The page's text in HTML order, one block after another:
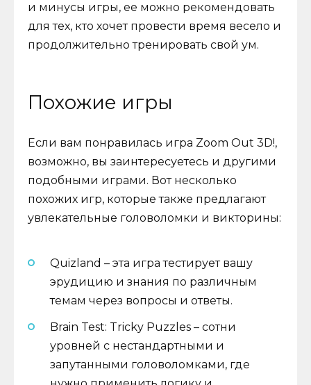
и минусы игры, ее можно рекомендовать
для тех, кто хочет провести время весело и
продолжительно тренировать свой ум.
Похожие игры
Если вам понравилась игра Zoom Out 3D!,
возможно, вы заинтересуетесь и другими
подобными играми. Вот несколько
похожих игр, которые также предлагают
увлекательные головоломки и викторины:
Quizland – эта игра тестирует вашу
эрудицию и знания по различным
темам через вопросы и ответы.
Brain Test: Tricky Puzzles – сотни
уровней с нестандартными и
запутанными головоломками, где